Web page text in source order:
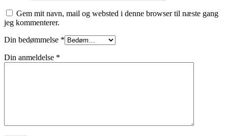
Gem mit navn, mail og websted i denne browser til næste gang
jeg kommenterer.
Din bedømmelse *
Din anmeldelse *